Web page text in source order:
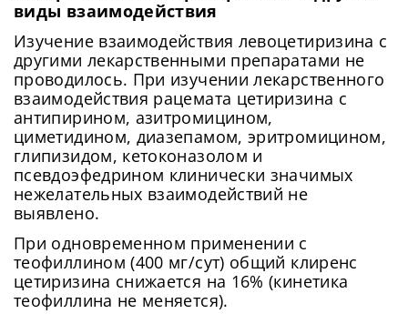
виды взаимодействия
Изучение взаимодействия левоцетиризина с
другими лекарственными препаратами не
проводилось. При изучении лекарственного
взаимодействия рацемата цетиризина с
антипирином, азитромицином,
циметидином, диазепамом, эритромицином,
глипизидом, кетоконазолом и
псевдоэфедрином клинически значимых
нежелательных взаимодействий не
выявлено.
При одновременном применении с
теофиллином (400 мг/сут) общий клиренс
цетиризина снижается на 16% (кинетика
теофиллина не меняется).